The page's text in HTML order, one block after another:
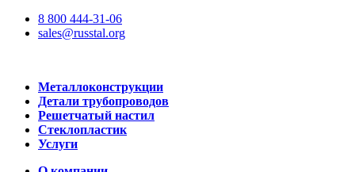
8 800 444-31-06
sales@russtal.org
Металлоконструкции
Детали трубопроводов
Решетчатый настил
Стеклопластик
Услуги